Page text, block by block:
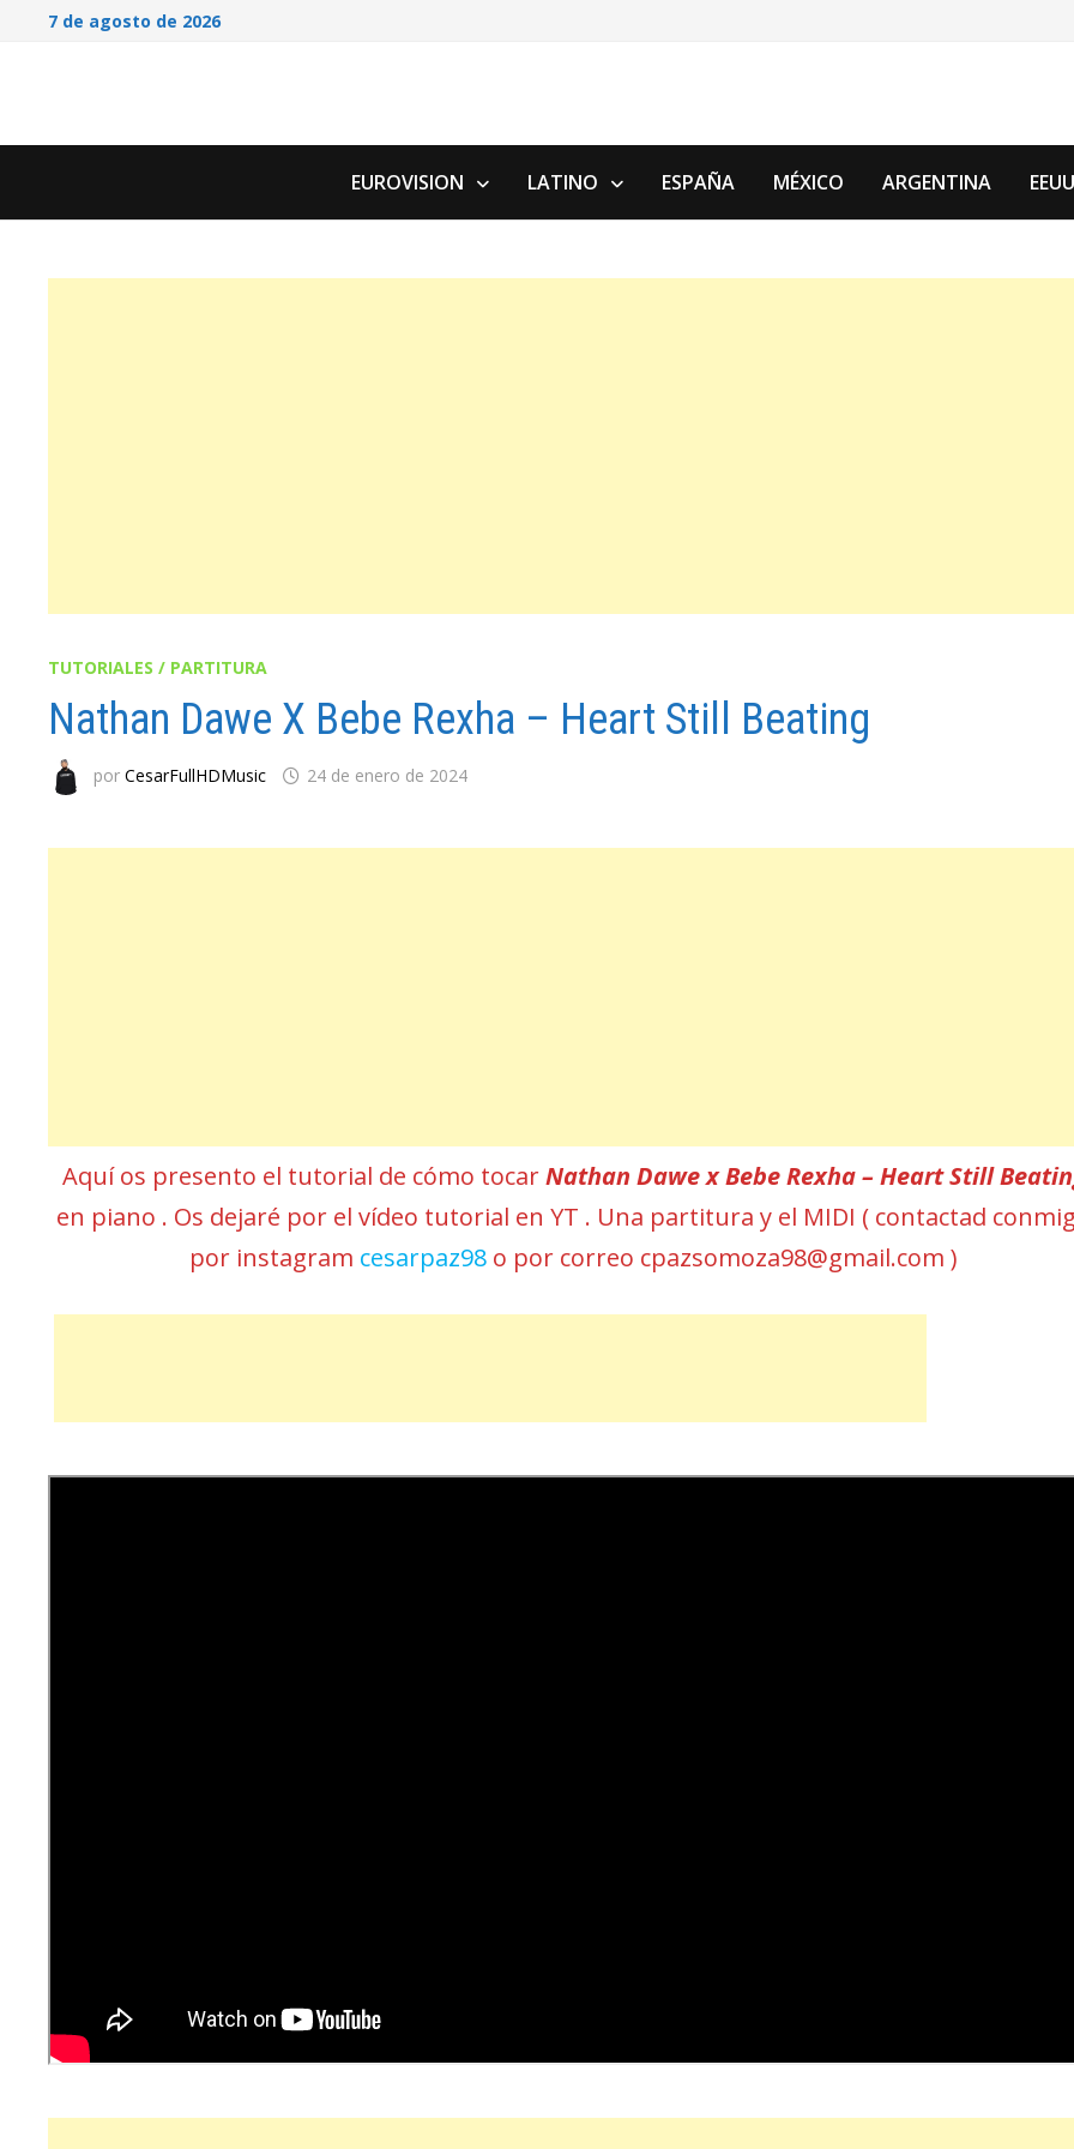
Saltar7 de agosto de 2026
EUROVISION LATINO ESPAÑA MÉXICO ARGENTINA
TUTORIALES / PARTITURA
Nathan Dawe X Bebe Rexha – Heart Still Beating
porCesarFullHDMusic 24 de enero de 2024
Aquí os presento el tutorial de cómo tocarNathan Dawe x Bebe Rexha – Heart Still
en piano . Os dejaré por el vídeo tutorial en YT . Una partitura y el MIDI ( contactad
por instagram cesarpaz98 o por correo cpazsomoza98@gmail.com )